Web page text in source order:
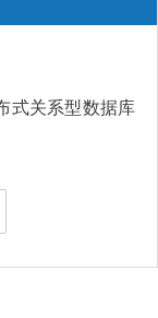
式关系型数据库